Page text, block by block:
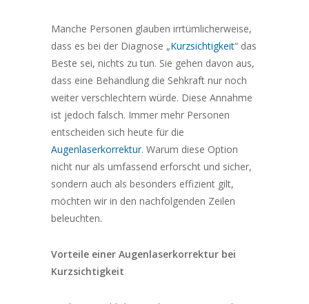
Manche Personen glauben irrtümlicherweise,
dass es bei der Diagnose „Kurzsichtigkeit“ das
Beste sei, nichts zu tun. Sie gehen davon aus,
dass eine Behandlung die Sehkraft nur noch
weiter verschlechtern würde. Diese Annahme
ist jedoch falsch. Immer mehr Personen
entscheiden sich heute für die
Augenlaserkorrektur. Warum diese Option
nicht nur als umfassend erforscht und sicher,
sondern auch als besonders effizient gilt,
möchten wir in den nachfolgenden Zeilen
beleuchten.
Vorteile einer Augenlaserkorrektur bei
Kurzsichtigkeit